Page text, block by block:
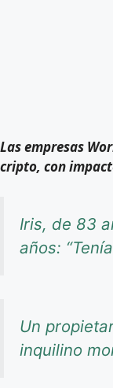
Las empresas
cripto, con
Iris, de 83
años:
Un
inquilino